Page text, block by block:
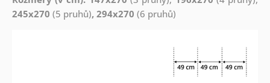
245x270 (5 pruhů), 294x270 (6 pruhů)